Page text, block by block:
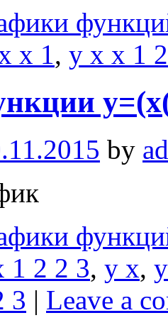
x 1, y x x 1 2
by
1 2 2 3, y x,
3 | Leave a